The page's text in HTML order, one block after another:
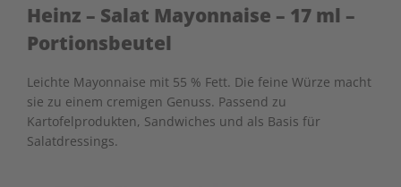
Heinz – Salat Mayonnaise – 17 ml –
Portionsbeutel
Leichte Mayonnaise mit 55 % Fett. Die feine Würze macht
sie zu einem cremigen Genuss. Passend zu
Kartofelprodukten, Sandwiches und als Basis für
Salatdressings.